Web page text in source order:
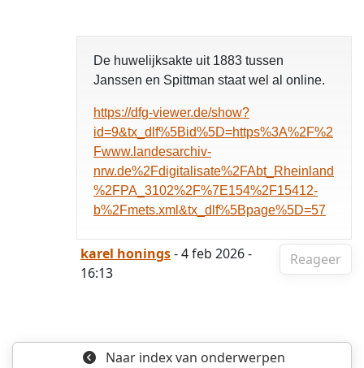
De huwelijksakte uit 1883 tussen
Janssen en Spittman staat wel al online.
https://dfg-viewer.de/show?
id=9&tx_dlf%5Bid%5D=https%3A%2F%2
Fwww.landesarchiv-
nrw.de%2Fdigitalisate%2FAbt_Rheinland
%2FPA_3102%2F%7E154%2F15412-
b%2Fmets.xml&tx_dlf%5Bpage%5D=57
Reageer
karel honings- 4 feb 2026 -
16:13
Naar indexvan onderwerpen